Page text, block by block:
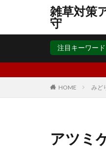
雑草対策
守
注目キーワード
HOME みど
アツミ